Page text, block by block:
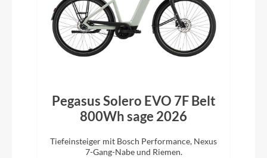
Pegasus Solero EVO 7F Belt
800Wh sage 2026
Tiefeinsteiger mit Bosch Performance, Nexus
7-Gang-Nabe und Riemen.